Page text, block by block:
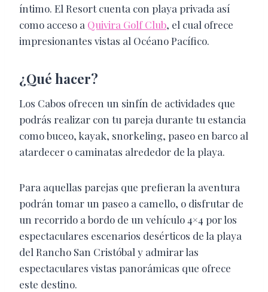
íntimo. El Resort cuenta con playa privada así
como acceso a Quivira Golf Club, el cual ofrece
impresionantes vistas al Océano Pacífico.
¿Qué hacer?
Los Cabos ofrecen un sinfín de actividades que
podrás realizar con tu pareja durante tu estancia
como buceo, kayak, snorkeling, paseo en barco al
atardecer o caminatas alrededor de la playa.
Para aquellas parejas que prefieran la aventura
podrán tomar un paseo a camello, o disfrutar de
un recorrido a bordo de un vehículo 4×4 por los
espectaculares escenarios desérticos de la playa
del Rancho San Cristóbal y admirar las
espectaculares vistas panorámicas que ofrece
este destino.